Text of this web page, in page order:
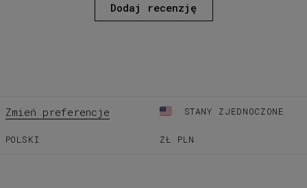
Dodaj recenzję
Zmień preferencje STANY ZJEDNOCZONE
POLSKI ZŁ PLN